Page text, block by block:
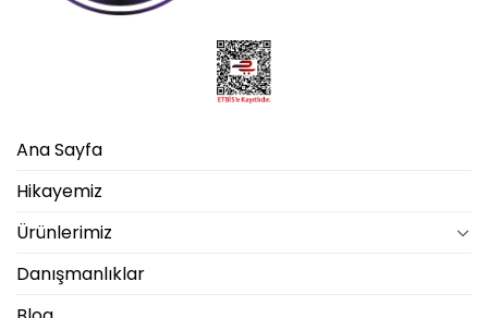
Ana Sayfa
Hikayemiz
Ürünlerimiz
Danışmanlıklar